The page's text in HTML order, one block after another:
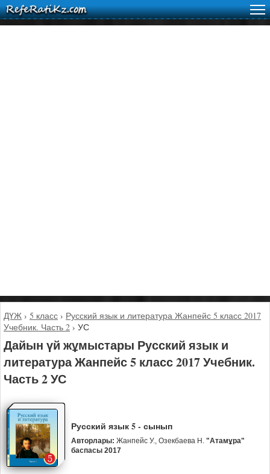
ДҮЖ › 5 класс › Русский язык и литература Жанпейс 5 класс 2017
Учебник. Часть 2 › УС
Дайын үй жұмыстары Русский язык и
литература Жанпейс 5 класс 2017 Учебник.
Часть 2 УС
Русский язык 5 - сынып
Авторлары: Жанпейс У., Озекбаева Н. "Атамұра"
баспасы 2017